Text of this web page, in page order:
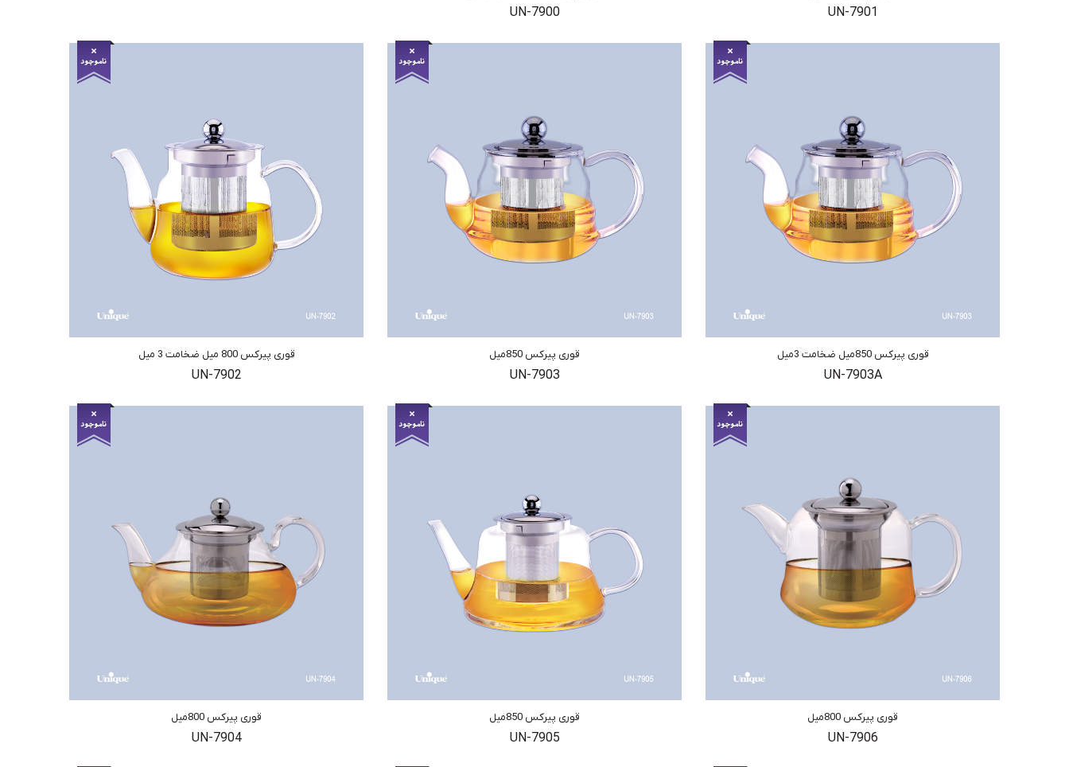
UN-7900 UN-7901
قوری پیرکس 800 میل ضخامت 3 میل
UN-7902
قوری پیرکس 850میل
UN-7903
قوری پیرکس 850میل ضخامت 3میل
UN-7903A
قوری پیرکس 800میل
UN-7904
قوری پیرکس 850میل
UN-7905
قوری پیرکس 800میل
UN-7906